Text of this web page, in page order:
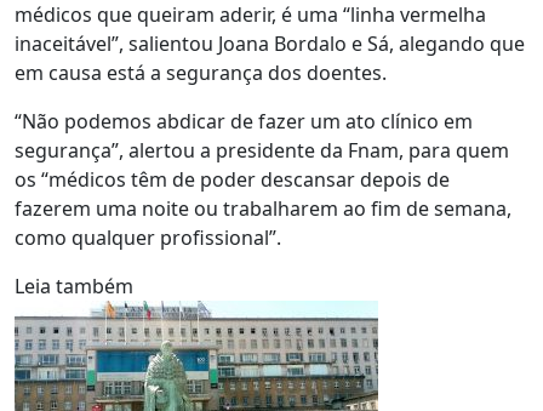
médicos que queiram aderir, é uma “linha vermelha
inaceitável”, salientou Joana Bordalo e Sá, alegando que
em causa está a segurança dos doentes.
“Não podemos abdicar de fazer um ato clínico em
segurança”, alertou a presidente da Fnam, para quem
os “médicos têm de poder descansar depois de
fazerem uma noite ou trabalharem ao fim de semana,
como qualquer profissional”.
Leia também